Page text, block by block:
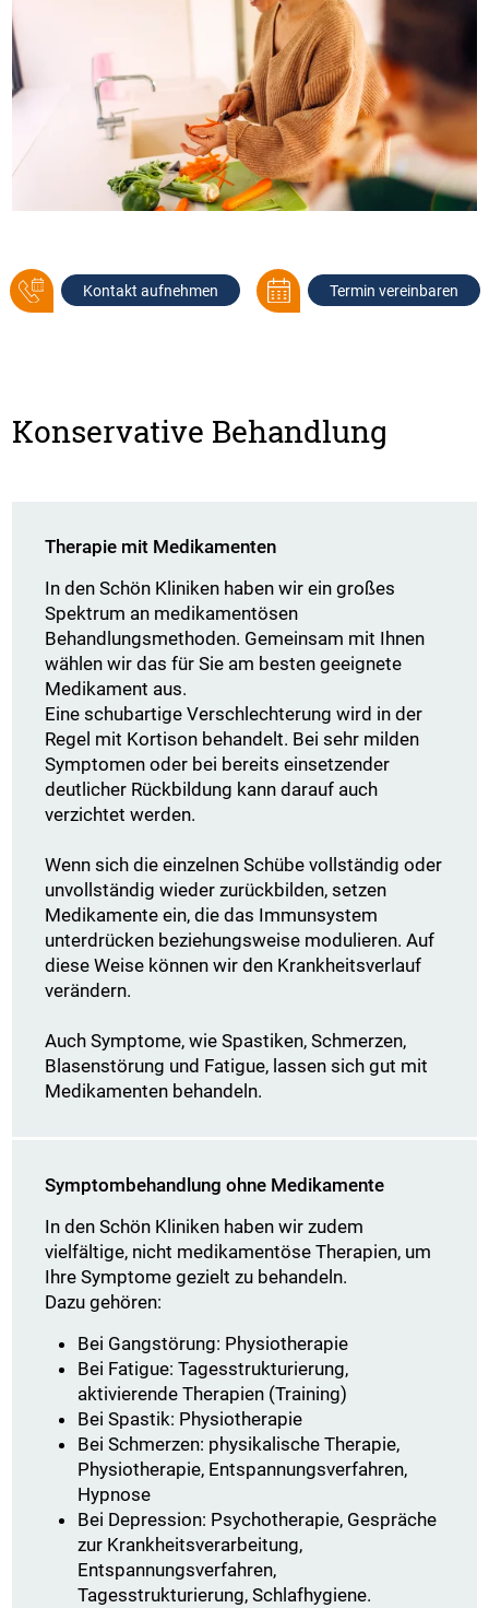
Kontakt aufnehmen Termin vereinbaren
Konservative Behandlung
Therapie mit Medikamenten
In den Schön Kliniken haben wir ein großes
Spektrum an medikamentösen
Behandlungsmethoden. Gemeinsam mit Ihnen
wählen wir das für Sie am besten geeignete
Medikament aus.
Eine schubartige Verschlechterung wird in der
Regel mit Kortison behandelt. Bei sehr milden
Symptomen oder bei bereits einsetzender
deutlicher Rückbildung kann darauf auch
verzichtet werden.
Wenn sich die einzelnen Schübe vollständig oder
unvollständig wieder zurückbilden, setzen
Medikamente ein, die das Immunsystem
unterdrücken beziehungsweise modulieren. Auf
diese Weise können wir den Krankheitsverlauf
verändern.
Auch Symptome, wie Spastiken, Schmerzen,
Blasenstörung und Fatigue, lassen sich gut mit
Medikamenten behandeln.
Symptombehandlung ohne Medikamente
In den Schön Kliniken haben wir zudem
vielfältige, nicht medikamentöse Therapien, um
Ihre Symptome gezielt zu behandeln.
Dazu gehören:
Bei Gangstörung: Physiotherapie
Bei Fatigue: Tagesstrukturierung,
aktivierende Therapien (Training)
Bei Spastik: Physiotherapie
Bei Schmerzen: physikalische Therapie,
Physiotherapie, Entspannungsverfahren,
Hypnose
Bei Depression: Psychotherapie, Gespräche
zur Krankheitsverarbeitung,
Entspannungsverfahren,
Tagesstrukturierung, Schlafhygiene.